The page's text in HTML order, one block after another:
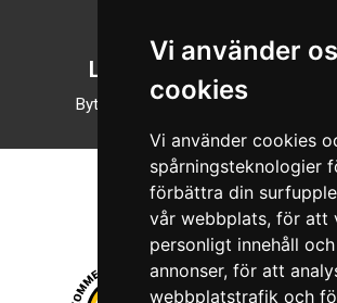
Vi använder
cookies
Vi använder cookies
spårningsteknologier
förbättra din
vår webbplats, för att
personligt innehåll
annonser, för att
webbplatstrafik och
Läsläge
Byt till nattläge